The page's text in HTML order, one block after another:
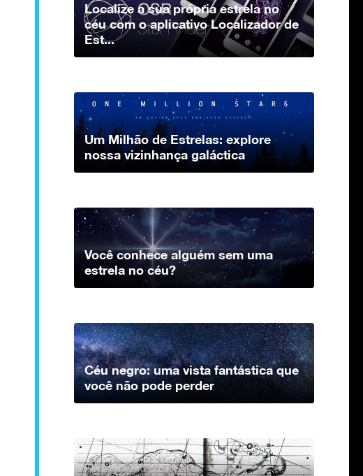
Localize a sua própria estrela no
céu com o aplicativo Localizador de
Est...
Um Milhão de Estrelas: explore
nossa vizinhança galáctica
Você conhece alguém sem uma
estrela no céu?
Céu negro: uma vista fantástica que
você não pode perder